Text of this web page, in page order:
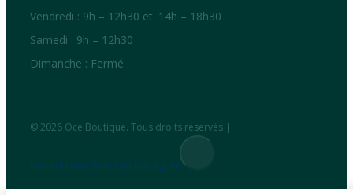
Vendredi : 9h – 12h30 et 14h – 18h30
Samedi : 9h – 12h30
Dimanche : Fermé
© 2026 Océ Boutique. Tous droits réservés |
Une création Furlan Webdesigner